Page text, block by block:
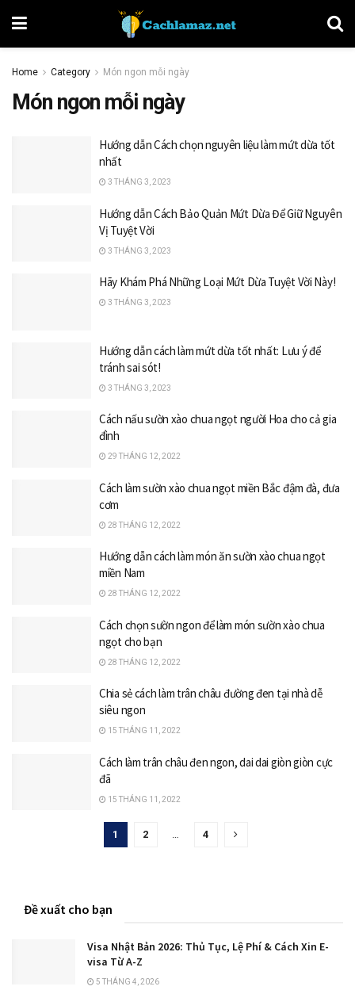
Home Category Món ngon mỗi ngày
Món ngon mỗi ngày
Hướng dẫn Cách chọn nguyên liệu làm mứt dừa tốt
nhất
3 THÁNG 3, 2023
Hướng dẫn Cách Bảo Quản Mứt Dừa Để Giữ Nguyên
Vị Tuyệt Vời
3 THÁNG 3, 2023
Hãy Khám Phá Những Loại Mứt Dừa Tuyệt Vời Này!
3 THÁNG 3, 2023
Hướng dẫn cách làm mứt dừa tốt nhất: Lưu ý để
tránh sai sót!
3 THÁNG 3, 2023
Cách nấu sườn xào chua ngọt người Hoa cho cả gia
đình
29 THÁNG 12, 2022
Cách làm sườn xào chua ngọt miền Bắc đậm đà, đưa
cơm
28 THÁNG 12, 2022
Hướng dẫn cách làm món ăn sườn xào chua ngọt
miền Nam
28 THÁNG 12, 2022
Cách chọn sườn ngon để làm món sườn xào chua
ngọt cho bạn
28 THÁNG 12, 2022
Chia sẻ cách làm trân châu đường đen tại nhà dễ
siêu ngon
15 THÁNG 11, 2022
Cách làm trân châu đen ngon, dai dai giòn giòn cực
đã
15 THÁNG 11, 2022
1 2 … 4
Đề xuất cho bạn
Visa Nhật Bản 2026: Thủ Tục, Lệ Phí & Cách Xin E-
visa Từ A-Z
5 THÁNG 4, 2026